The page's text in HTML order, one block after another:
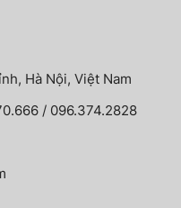
Hà Nội, Việt Nam
/ 096.374.2828